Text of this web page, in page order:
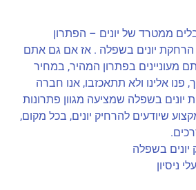
ממטרד של יונים – הפתרון
הרחקת יונים בשפלה . אז אם גם אתם
מעוניינים בפתרון המהיר, במחיר
פנו אלינו ולא תתאכזבו, אנו חברה
בשפלה שמציעה מגוון פתרונות
שיודעים להרחיק יונים, בכל מקום,
יונים בשפלה
ניסיון